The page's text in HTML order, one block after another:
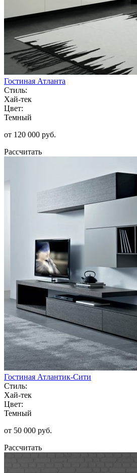
Гостиная Атланта
Стиль:
Хай-тек
Цвет:
Темный
от 120 000 руб.
Рассчитать
Гостиная Атлантик-Сити
Стиль:
Хай-тек
Цвет:
Темный
от 50 000 руб.
Рассчитать